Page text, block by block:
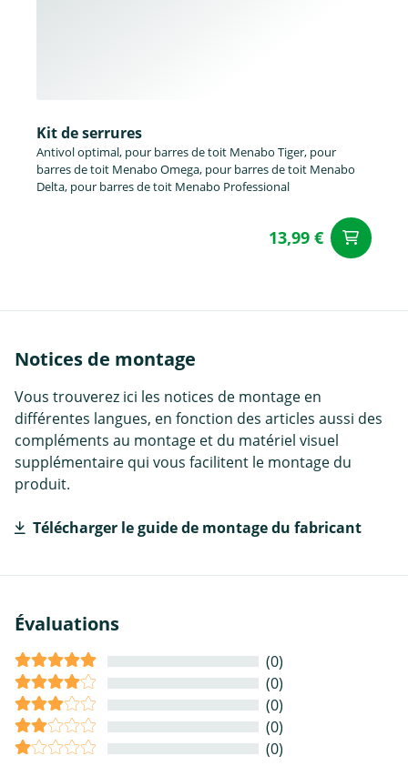
Kit de serrures
Antivol optimal, pour barres de toit Menabo Tiger, pour
barres de toit Menabo Omega, pour barres de toit Menabo
Delta, pour barres de toit Menabo Professional
13,99 €
Notices de montage
Vous trouverez ici les notices de montage en
différentes langues, en fonction des articles aussi des
compléments au montage et du matériel visuel
supplémentaire qui vous facilitent le montage du
produit.
Télécharger le guide de montage du fabricant
Évaluations
(0)
(0)
(0)
(0)
(0)